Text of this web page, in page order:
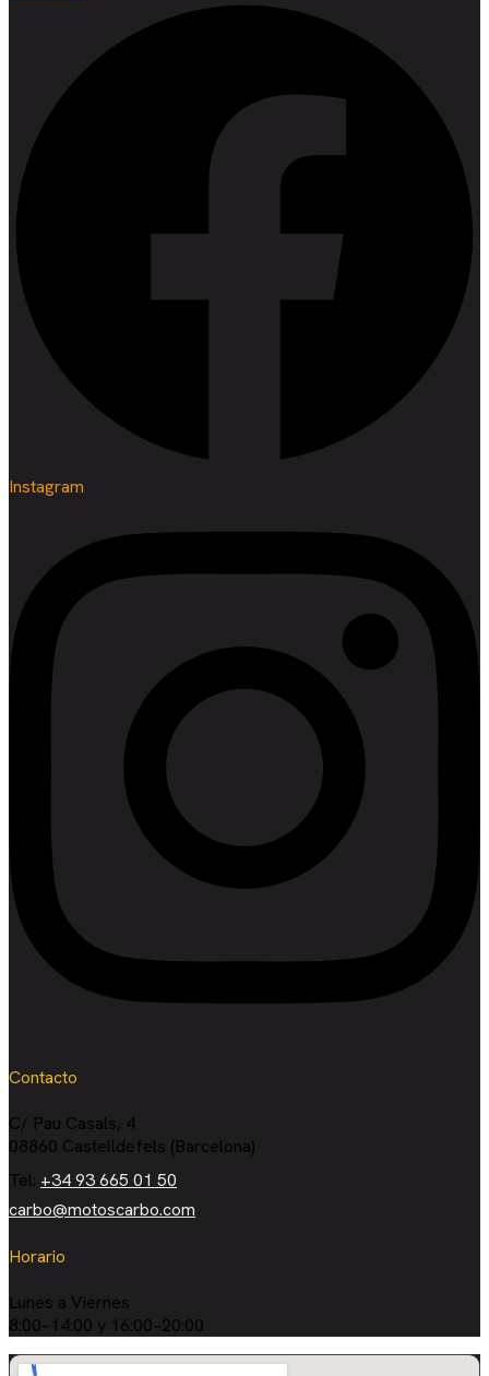
Instagram
Contacto
C/ Pau Casals, 4
08860 Castelldefels (Barcelona)
Tel: +34 93 665 01 50
carbo@motoscarbo.com
Horario
Lunes a Viernes
8:00–14:00 y 16:00–20:00